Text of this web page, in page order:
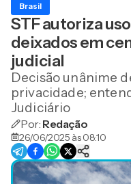
Brasil
STF autoriza
deixados em
judicial
Decisão unânime
privacidade;
Judiciário
Por: Redação
26/06/2025 às 08:10